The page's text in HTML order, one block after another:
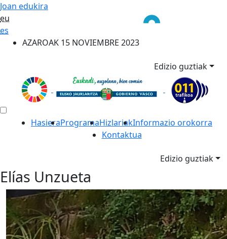
Joan edukira
eu
es
AZAROAK 15 NOVIEMBRE 2023
Edizio guztiak
HasieraProgramaHizlariakInformazio orokorra
Kontaktua
Edizio guztiak
Elías Unzueta